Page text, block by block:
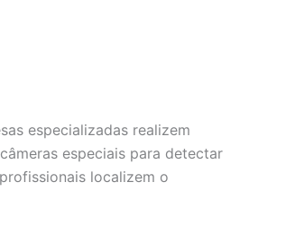
especializadas realizem
especiais para detectar
localizem o